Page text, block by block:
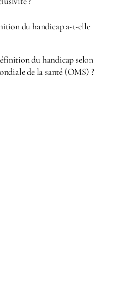
du handicap a-t-elle
du handicap selon
de la santé (OMS) ?